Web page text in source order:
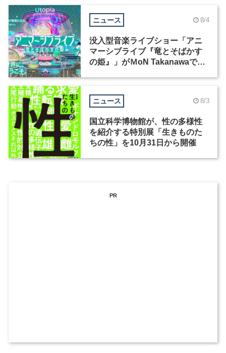
ニュース 8/4
没入型音楽ライブショー「アニ
マーシブライブ『竜とそばかす
の姫』」がＭoN Takanawaで開
ニュース 8/3
国立科学博物館が、性の多様性
を紹介する特別展「生きものた
ちの性」を10月31日から開催
PR